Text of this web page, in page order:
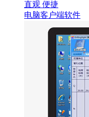
直观 便捷
电脑客户端软件